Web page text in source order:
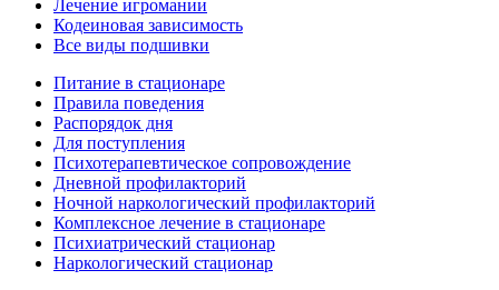
Лечение игромании
Кодеиновая зависимость
Все виды подшивки
Питание в стационаре
Правила поведения
Распорядок дня
Для поступления
Психотерапевтическое сопровождение
Дневной профилакторий
Ночной наркологический профилакторий
Комплексное лечение в стационаре
Психиатрический стационар
Наркологический стационар